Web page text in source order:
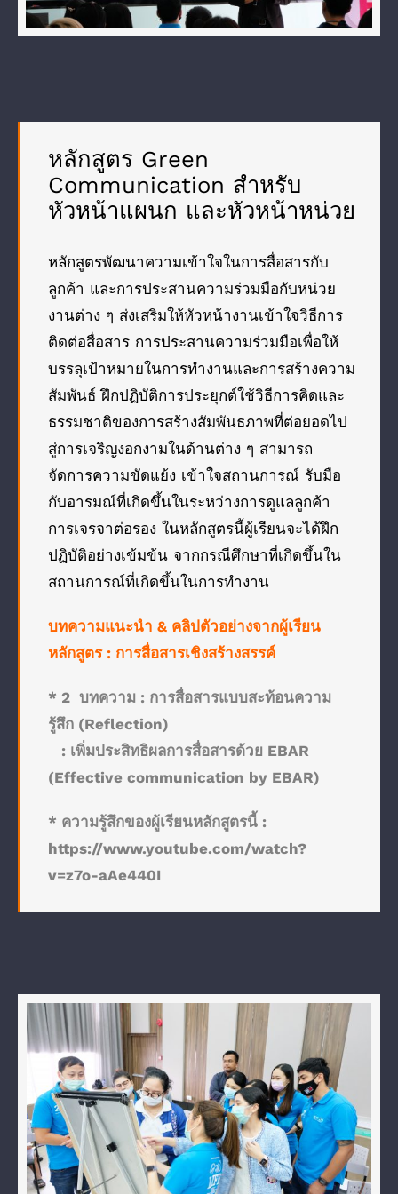
หลักสูตร Green
Communication สำหรับ
หัวหน้าแผนก และหัวหน้าหน่วย
หลักสูตรพัฒนาความเข้าใจในการสื่อสารกับ
ลูกค้า และการประสานความร่วมมือกับหน่วย
งานต่าง ๆ ส่งเสริมให้หัวหน้างานเข้าใจวิธีการ
ติดต่อสื่อสาร การประสานความร่วมมือเพื่อให้
บรรลุเป้าหมายในการทำงานและการสร้างความ
สัมพันธ์ ฝึกปฏิบัติการประยุกต์ใช้วิธีการคิดและ
ธรรมชาติของการสร้างสัมพันธภาพที่ต่อยอดไป
สู่การเจริญงอกงามในด้านต่าง ๆ สามารถ
จัดการความขัดแย้ง เข้าใจสถานการณ์ รับมือ
กับอารมณ์ที่เกิดขึ้นในระหว่างการดูแลลูกค้า
การเจรจาต่อรอง ในหลักสูตรนี้ผู้เรียนจะได้ฝึก
ปฏิบัติอย่างเข้มข้น จากกรณีศึกษาที่เกิดขึ้นใน
สถานการณ์ที่เกิดขึ้นในการทำงาน
บทความแนะนำ & คลิปตัวอย่างจากผู้เรียน
หลักสูตร : การสื่อสารเชิงสร้างสรรค์
* 2 บทความ : การสื่อสารแบบสะท้อนความ
รู้สึก (Reflection)
: เพิ่มประสิทธิผลการสื่อสารด้วย EBAR
(Effective communication by EBAR)
* ความรู้สึกของผู้เรียนหลักสูตรนี้ :
https://www.youtube.com/watch?
v=z7o-aAe440I